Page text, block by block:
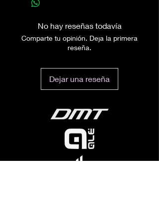
No hay reseñas todavía
Comparte tu opinión. Deja la primera
reseña.
Dejar una reseña